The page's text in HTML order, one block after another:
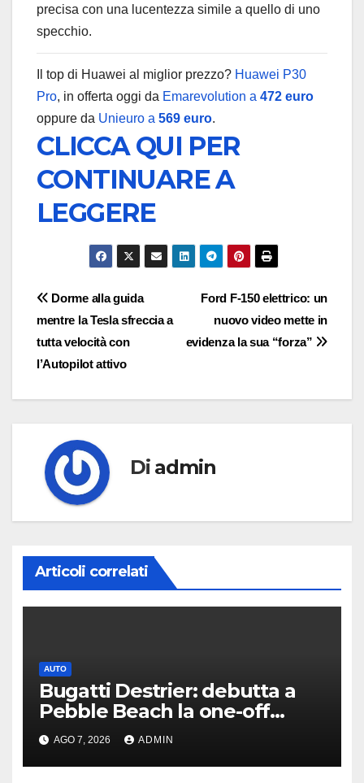
precisa con una lucentezza simile a quello di uno
specchio.
Il top di Huawei al miglior prezzo? Huawei P30
Pro, in offerta oggi da Emarevolution a 472 euro
oppure da Unieuro a 569 euro.
CLICCA QUI PER
CONTINUARE A
LEGGERE
Navigazione
articoli
Ford F-150 elettrico: un
nuovo video mette in
evidenza la sua “forza”
Dorme alla guida
mentre la Tesla sfreccia a
tutta velocità con
l’Autopilot attivo
Di admin
Articoli correlati
AUTO
Bugatti Destrier: debutta a
Pebble Beach la one-off
derivata dalla Bolide
AGO 7, 2026 ADMIN